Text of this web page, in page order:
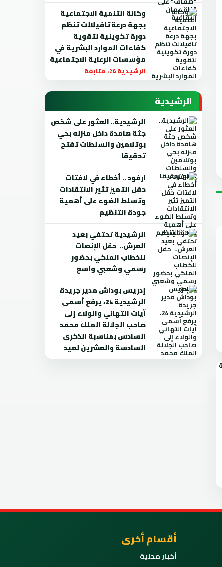
وكالة التنمية الاجتماعية
بجهة درعة تافيلالت تنظم
دورة تكوينية لتقوية
كفاءات الموارد البشرية في
مؤسسات الرعاية الاجتماعية
الرشيدية 24: متابعة
الرشيدية
الرشيدية.. العثور على شخص
جثة هامدة داخل منزله بحي
بوتلامين والسلطات تفتح
تحقيقا
ارفود .. أخطاء في لافتات
حفل التميز تثير الانتقادات
وتسلط الضوء على أهمية
جودة التنظيم
الرشيدية تحتفي بعيد
العرش.. حفل الإنصات
للخطاب الملكي بحضور
رسمي وشعبي واسع
إدريس بوداش مدير جريدة
الرشيدية 24، يرفع أسمى
آيات التهاني والولاء إلى
صاحب الجلالة الملك محمد
السادس بمناسبة الذكرى
السادسة والعشرين لعيد
أقسام أخرى
أخبار محلية